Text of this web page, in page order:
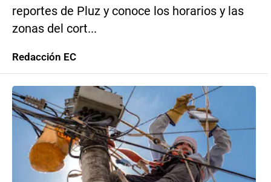
reportes de Pluz y conoce los horarios y las
zonas del cort...
Redacción EC